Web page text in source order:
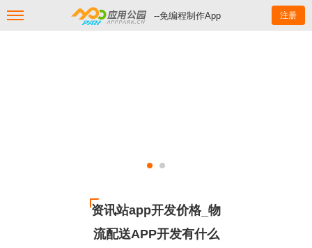
--免编程制作App 注册
资讯站app开发价格_物
流配送APP开发有什么